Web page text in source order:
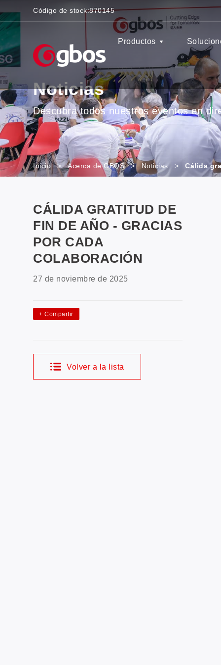
Código de stock:870145
Productos
Noticias
Descubra todos nuestros eventos en
Inicio > Acerca de GBOS > Noticias > Cálida
CÁLIDA GRATITUD DE
FIN DE AÑO - GRACIAS
POR CADA
COLABORACIÓN
27 de noviembre de 2025
+ Compartir
Volver a la lista